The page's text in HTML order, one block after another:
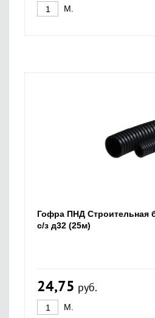
М.
Гофра ПНД Строительная
с/з д32 (25м)
24,75 руб.
М.